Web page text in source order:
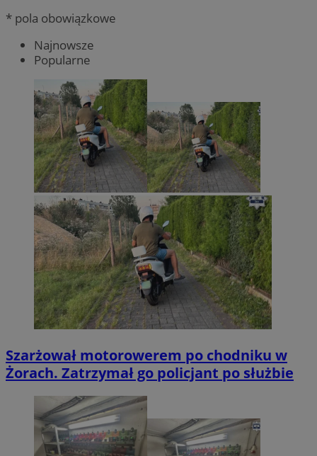
* pola obowiązkowe
Najnowsze
Popularne
Szarżował motorowerem po chodniku w
Żorach. Zatrzymał go policjant po służbie